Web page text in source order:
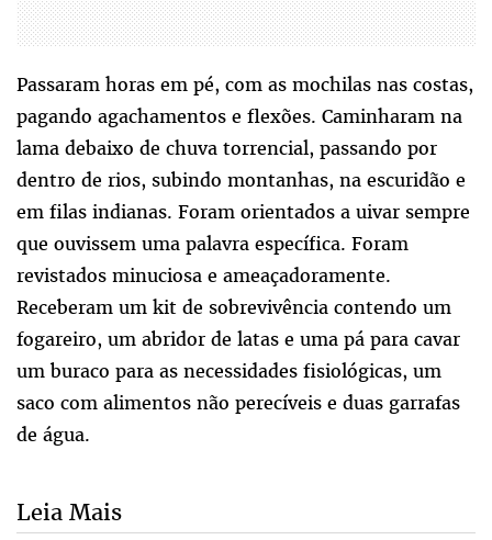
Passaram horas em pé, com as mochilas nas costas,
pagando agachamentos e flexões. Caminharam na
lama debaixo de chuva torrencial, passando por
dentro de rios, subindo montanhas, na escuridão e
em filas indianas. Foram orientados a uivar sempre
que ouvissem uma palavra específica. Foram
revistados minuciosa e ameaçadoramente.
Receberam um kit de sobrevivência contendo um
fogareiro, um abridor de latas e uma pá para cavar
um buraco para as necessidades fisiológicas, um
saco com alimentos não perecíveis e duas garrafas
de água.
Leia Mais